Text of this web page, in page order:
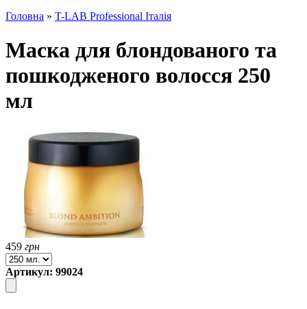
Головна » T-LAB Professional Італія
Маска для блондованого та
пошкодженого волосся 250
мл
459 грн
Артикул: 99024